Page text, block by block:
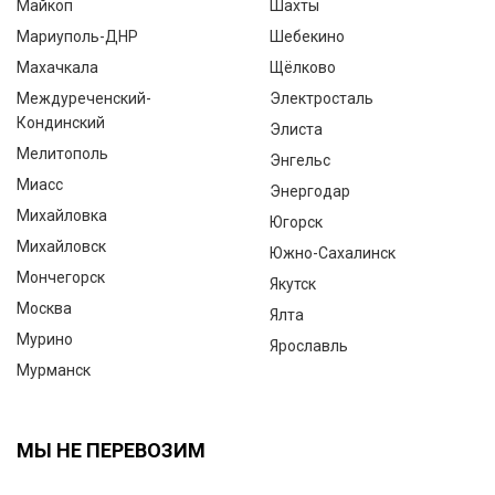
Майкоп
Мариуполь-ДНР
Махачкала
Междуреченский-
Кондинский
Мелитополь
Миасс
Михайловка
Михайловск
Мончегорск
Москва
Мурино
Мурманск
Шахты
Шебекино
Щёлково
Электросталь
Элиста
Энгельс
Энергодар
Югорск
Южно-Сахалинск
Якутск
Ялта
Ярославль
МЫ НЕ ПЕРЕВОЗИМ